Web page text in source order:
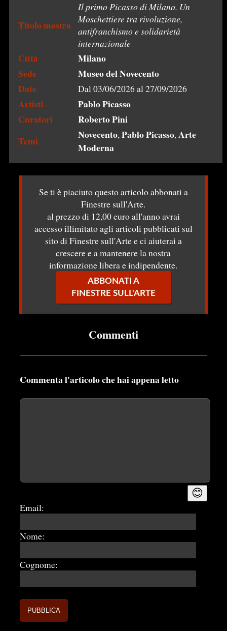
Titolo mostra
Il primo Picasso di Milano. Un
Moschettiere tra rivoluzione,
antifranchismo e solidarietà
internazionale
Città
Milano
Sede
Museo del Novecento
Date
Dal 03/06/2026 al 27/09/2026
Artisti
Pablo Picasso
Curatori
Roberto Pini
Temi
Novecento,Pablo Picasso,Arte
Moderna
Se ti è piaciuto questo articolo abbonati a
Finestre sull'Arte.
al prezzo di 12,00 euro all'anno avrai
accesso illimitato agli articoli pubblicati sul
sito di Finestre sull'Arte e ci aiuterai a
crescere e a mantenere la nostra
informazione libera e indipendente.
ABBONATI A
FINESTRE SULL'ARTE
Commenti
Commenta l'articolo che hai appena letto
😊
Email:
Nome:
Cognome: